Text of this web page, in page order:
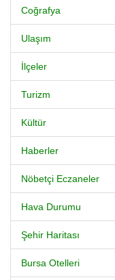
Coğrafya
Ulaşım
İlçeler
Turizm
Kültür
Haberler
Nöbetçi Eczaneler
Hava Durumu
Şehir Haritası
Bursa Otelleri